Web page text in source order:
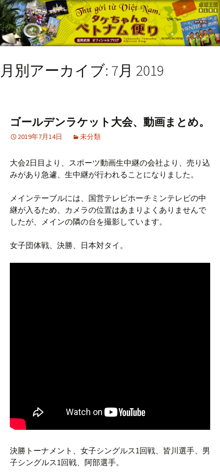
月別アーカイブ: 7月 2019
ゴールデンラケット大会、動画まとめ。
2019年7月14日 未分類
大会2日目より、スポーツ動画生中継の会社より、売り込
みがあり急遽、生中継が行われることになりました。
メインテーブルには、国営テレビホーチミンテレビの中
継が入るため、カメラの位置はあまりよくありませんで
したが、メインの隣の台を撮影しています。
女子団体戦、決勝、日本対タイ。
決勝トーナメント、女子シングルス1回戦、皆川選手、男
子シングルス1回戦、阿部選手。